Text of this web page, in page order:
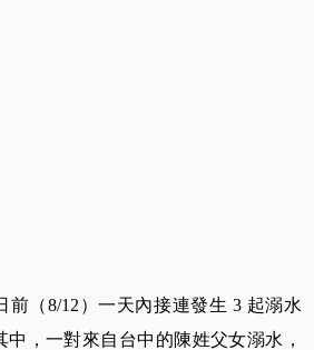
前（8/12）一天內接連發生 3 起溺水
，一對來自台中的陳姓父女溺水，